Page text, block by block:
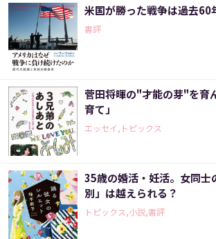
米国が勝った戦争は過去60
書評
菅田将暉の"才能の芽"を育
育て」
エッセイ,トピックス
35歳の婚活・妊活。女同士
別」は越えられる？
トピックス,小説,書評